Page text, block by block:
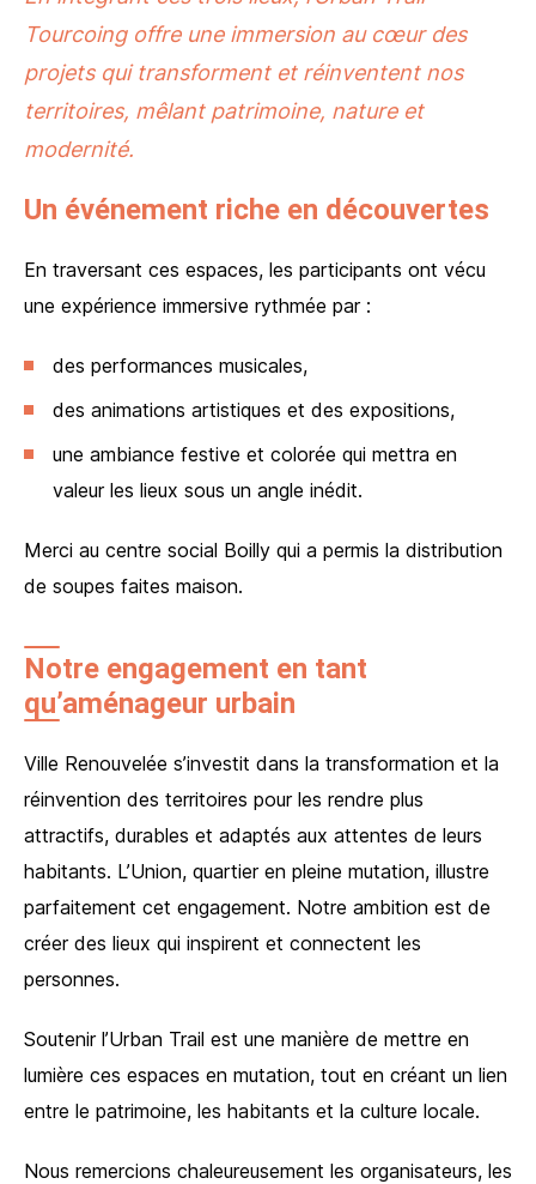
Tourcoing offre une immersion au cœur des
projets qui transforment et réinventent nos
territoires, mêlant patrimoine, nature et
modernité.
Un événement riche en découvertes
En traversant ces espaces, les participants ont vécu
une expérience immersive rythmée par :
des performances musicales,
des animations artistiques et des expositions,
une ambiance festive et colorée qui mettra en
valeur les lieux sous un angle inédit.
Merci au centre social Boilly qui a permis la distribution
de soupes faites maison.
Notre engagement en tant
qu’aménageur urbain
Ville Renouvelée s’investit dans la transformation et la
réinvention des territoires pour les rendre plus
attractifs, durables et adaptés aux attentes de leurs
habitants. L’Union, quartier en pleine mutation, illustre
parfaitement cet engagement. Notre ambition est de
créer des lieux qui inspirent et connectent les
personnes.
Soutenir l’Urban Trail est une manière de mettre en
lumière ces espaces en mutation, tout en créant un lien
entre le patrimoine, les habitants et la culture locale.
Nous remercions chaleureusement les organisateurs, les